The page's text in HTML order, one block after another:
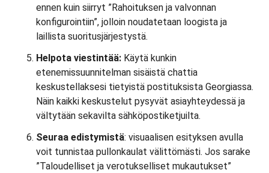
ennen kuin siirryt ”Rahoituksen ja valvonnan
konfigurointiin”, jolloin noudatetaan loogista ja
laillista suoritusjärjestystä.
Helpota viestintää: Käytä kunkin
etenemissuunnitelman sisäistä chattia
keskustellaksesi tietyistä postituksista Georgiassa.
Näin kaikki keskustelut pysyvät asiayhteydessä ja
vältytään sekavilta sähköpostiketjuilta.
Seuraa edistymistä: visuaalisen esityksen avulla
voit tunnistaa pullonkaulat välittömästi. Jos sarake
”Taloudelliset ja verotukselliset mukautukset”